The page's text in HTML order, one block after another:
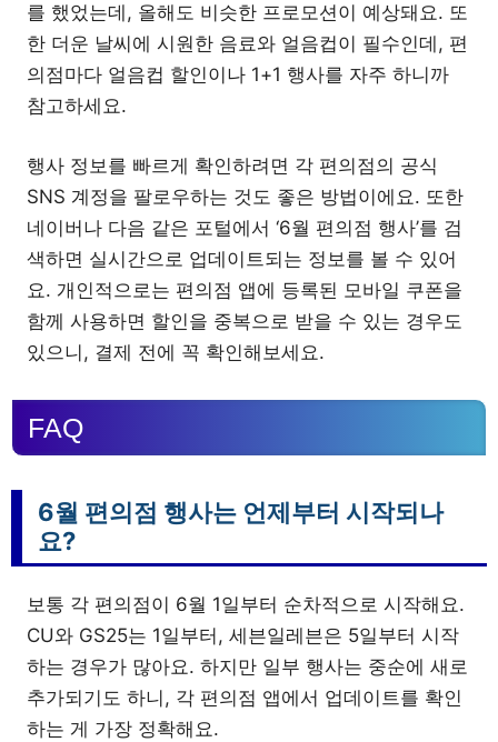
를 했었는데, 올해도 비슷한 프로모션이 예상돼요. 또
한 더운 날씨에 시원한 음료와 얼음컵이 필수인데, 편
의점마다 얼음컵 할인이나 1+1 행사를 자주 하니까
참고하세요.
행사 정보를 빠르게 확인하려면 각 편의점의 공식
SNS 계정을 팔로우하는 것도 좋은 방법이에요. 또한
네이버나 다음 같은 포털에서 ‘6월 편의점 행사’를 검
색하면 실시간으로 업데이트되는 정보를 볼 수 있어
요. 개인적으로는 편의점 앱에 등록된 모바일 쿠폰을
함께 사용하면 할인을 중복으로 받을 수 있는 경우도
있으니, 결제 전에 꼭 확인해보세요.
FAQ
6월 편의점 행사는 언제부터 시작되나
요?
보통 각 편의점이 6월 1일부터 순차적으로 시작해요.
CU와 GS25는 1일부터, 세븐일레븐은 5일부터 시작
하는 경우가 많아요. 하지만 일부 행사는 중순에 새로
추가되기도 하니, 각 편의점 앱에서 업데이트를 확인
하는 게 가장 정확해요.